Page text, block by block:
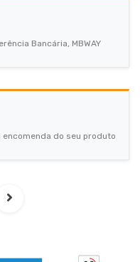
Bancária, MBWAY
encomenda do seu produto